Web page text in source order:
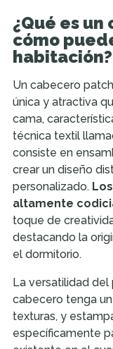
¿Qué es
cómo
habitación?
Un cabecero
única y atractiva
cama,
técnica textil
consiste en
crear un diseño
personalizado.
altamente
toque de
destacando la
el dormitorio.
La versatilidad
cabecero tenga
texturas, y
específicamente